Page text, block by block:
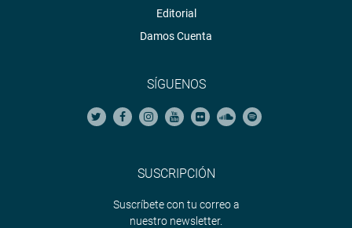
Editorial
Damos Cuenta
SÍGUENOS
SUSCRIPCIÓN
Suscríbete con tu correo a
nuestro newsletter.